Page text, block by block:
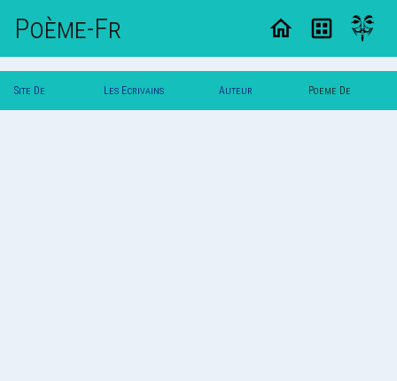
Poème-Fr
Site De Les Ecrivains Auteur Poeme De